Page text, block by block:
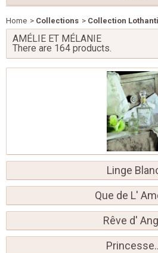
Home > Collections > Collection
AMÉLIE ET MÉLANIE
There are 164 products.
Linge
Que de L'
Rêve d'